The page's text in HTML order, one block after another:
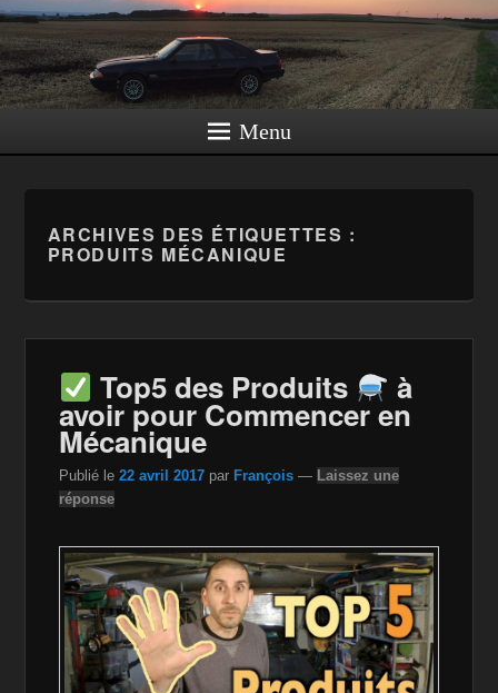
Menu
ARCHIVES DES ÉTIQUETTES :
PRODUITS MÉCANIQUE
Top5 des Produits à
avoir pour Commencer en
Mécanique
Publié le22 avril 2017 par François — Laissez une
réponse